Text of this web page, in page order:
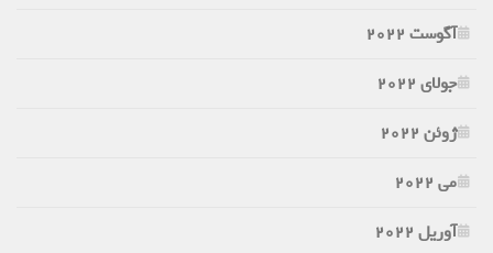
آگوست 2022
جولای 2022
ژوئن 2022
می 2022
آوریل 2022